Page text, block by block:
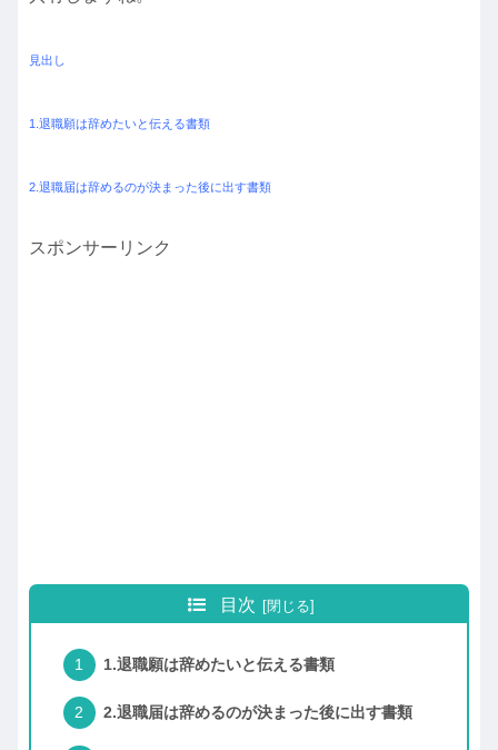
見出し
1.退職願は辞めたいと伝える書類
2.退職届は辞めるのが決まった後に出す書類
スポンサーリンク
目次
1.退職願は辞めたいと伝える書類
2.退職届は辞めるのが決まった後に出す書類